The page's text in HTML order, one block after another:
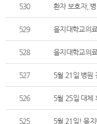
530 환자 보호자,
529 을지대학교의
528 을지대학교의
527 5월 21일 병원
526 5월 25일 대체
525 5월 21일! 을